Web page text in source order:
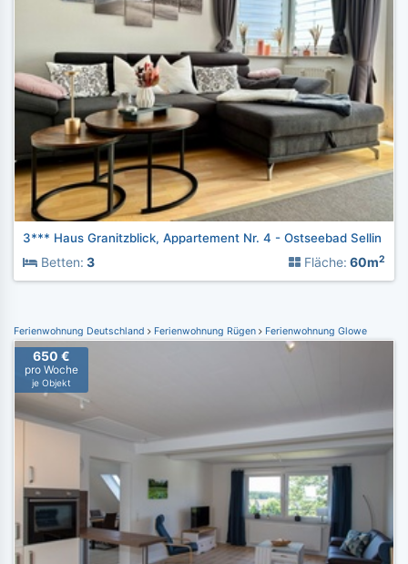
3*** Haus Granitzblick, Appartement Nr. 4 - Ostseebad Sellin
Betten: 3 Fläche: 60m2
Ferienwohnung Deutschland Ferienwohnung Rügen Ferienwohnung Glowe
650 €
pro Woche
je Objekt